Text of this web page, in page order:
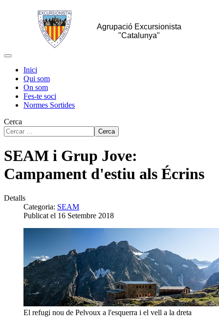
Agrupació Excursionista
"Catalunya"
Inici
Qui som
On som
Fes-te soci
Normes Sortides
Cerca
Cerca
SEAM i Grup Jove:
Campament d'estiu als Écrins
Detalls
Categoria: SEAM
Publicat el 16 Setembre 2018
El refugi nou de Pelvoux a l'esquerra i el vell a la dreta